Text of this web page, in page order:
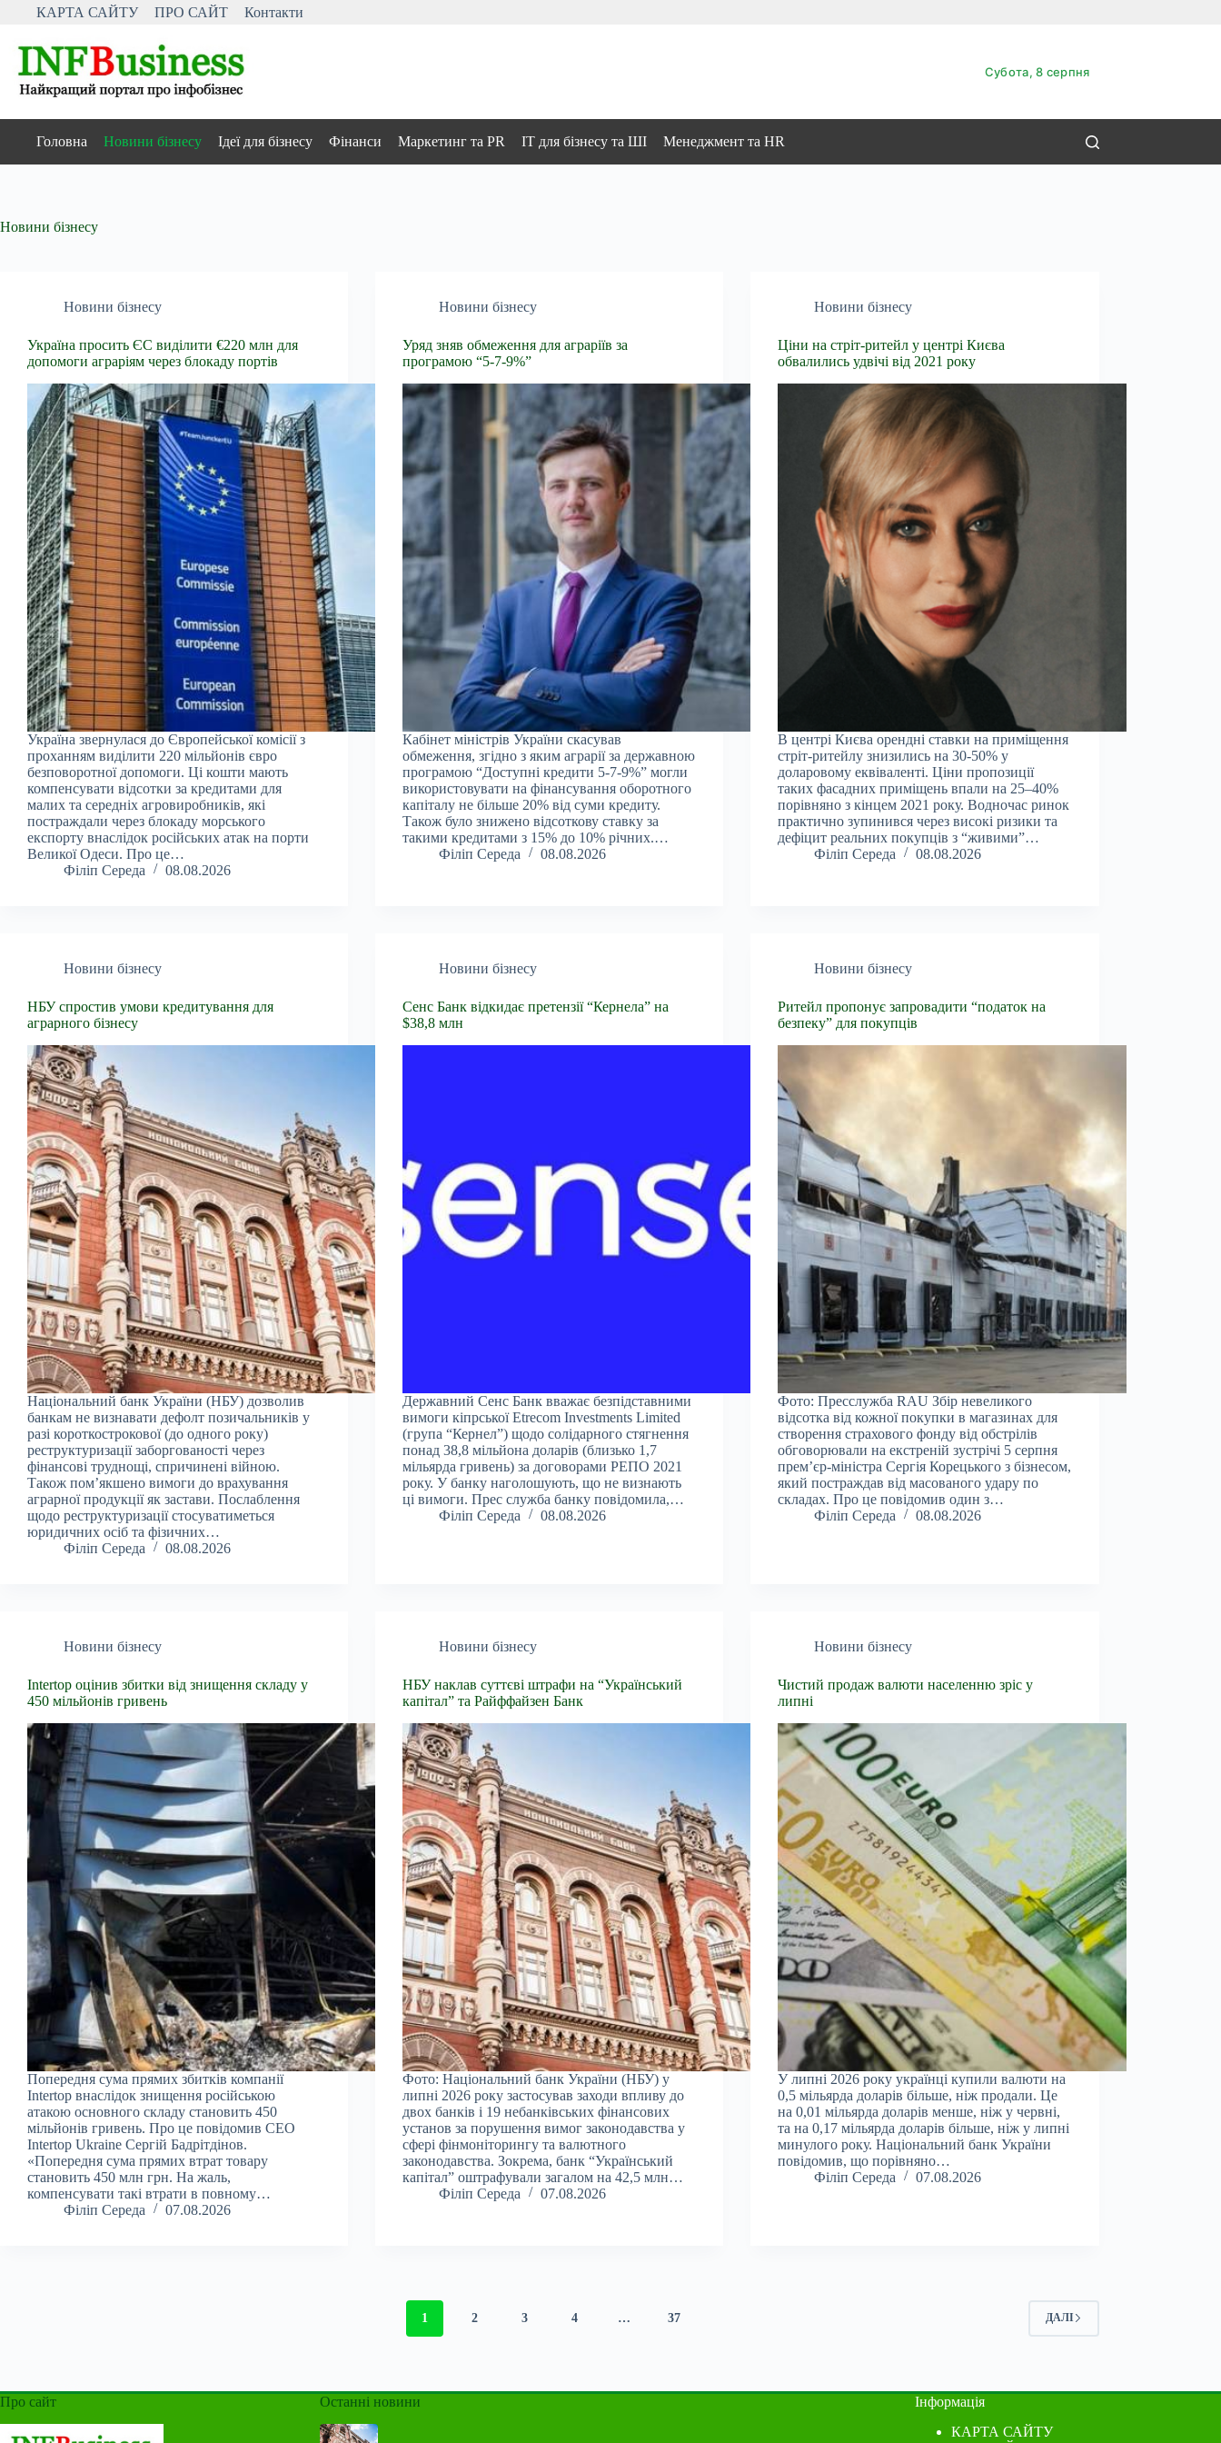
ПерейтиКАРТА САЙТУ ПРО САЙТ Контакти
Субота, 8 серпня
Головна Новини бізнесу Ідеї для бізнесу Фінанси Маркетинг та PR IT для бізнесу та ШІ Менеджмент та HR
Новини бізнесу
Новини бізнесу
Україна просить ЄС виділити €220 млн для
допомоги аграріям через блокаду портів
Україна звернулася до Європейської комісії з
проханням виділити 220 мільйонів євро
безповоротної допомоги. Ці кошти мають
компенсувати відсотки за кредитами для
малих та середніх агровиробників, які
постраждали через блокаду морського
експорту внаслідок російських атак на порти
Великої Одеси. Про це…
Філіп Середа
08.08.2026
Новини бізнесу
Уряд зняв обмеження для аграріїв за
програмою “5-7-9%”
Кабінет міністрів України скасував
обмеження, згідно з яким аграрії за державною
програмою “Доступні кредити 5-7-9%” могли
використовувати на фінансування оборотного
капіталу не більше 20% від суми кредиту.
Також було знижено відсоткову ставку за
такими кредитами з 15% до 10% річних.…
Філіп Середа
08.08.2026
Новини бізнесу
Ціни на стріт-ритейл у центрі Києва
обвалились удвічі від 2021 року
В центрі Києва орендні ставки на приміщення
стріт-ритейлу знизились на 30-50% у
доларовому еквіваленті. Ціни пропозиції
таких фасадних приміщень впали на 25–40%
порівняно з кінцем 2021 року. Водночас ринок
практично зупинився через високі ризики та
дефіцит реальних покупців з “живими”…
Філіп Середа
08.08.2026
Новини бізнесу
НБУ спростив умови кредитування для
аграрного бізнесу
Національний банк України (НБУ) дозволив
банкам не визнавати дефолт позичальників у
разі короткострокової (до одного року)
реструктуризації заборгованості через
фінансові труднощі, спричинені війною.
Також пом’якшено вимоги до врахування
аграрної продукції як застави. Послаблення
щодо реструктуризації стосуватиметься
юридичних осіб та фізичних…
Філіп Середа
08.08.2026
Новини бізнесу
Сенс Банк відкидає претензії “Кернела” на
$38,8 млн
Державний Сенс Банк вважає безпідставними
вимоги кіпрської Etrecom Investments Limited
(група “Кернел”) щодо солідарного стягнення
понад 38,8 мільйона доларів (близько 1,7
мільярда гривень) за договорами РЕПО 2021
року. У банку наголошують, що не визнають
ці вимоги. Прес служба банку повідомила,…
Філіп Середа
08.08.2026
Новини бізнесу
Ритейл пропонує запровадити “податок на
безпеку” для покупців
Фото: Пресслужба RAU Збір невеликого
відсотка від кожної покупки в магазинах для
створення страхового фонду від обстрілів
обговорювали на екстреній зустрічі 5 серпня
прем’єр-міністра Сергія Корецького з бізнесом,
який постраждав від масованого удару по
складах. Про це повідомив один з…
Філіп Середа
08.08.2026
Новини бізнесу
Intertop оцінив збитки від знищення складу у
450 мільйонів гривень
Попередня сума прямих збитків компанії
Intertop внаслідок знищення російською
атакою основного складу становить 450
мільйонів гривень. Про це повідомив CEO
Intertop Ukraine Сергій Бадрітдінов.
«Попередня сума прямих втрат товару
становить 450 млн грн. На жаль,
компенсувати такі втрати в повному…
Філіп Середа
07.08.2026
Новини бізнесу
НБУ наклав суттєві штрафи на “Український
капітал” та Райффайзен Банк
Фото: Національний банк України (НБУ) у
липні 2026 року застосував заходи впливу до
двох банків і 19 небанківських фінансових
установ за порушення вимог законодавства у
сфері фінмоніторингу та валютного
законодавства. Зокрема, банк “Український
капітал” оштрафували загалом на 42,5 млн…
Філіп Середа
07.08.2026
Новини бізнесу
Чистий продаж валюти населенню зріс у
липні
У липні 2026 року українці купили валюти на
0,5 мільярда доларів більше, ніж продали. Це
на 0,01 мільярда доларів менше, ніж у червні,
та на 0,17 мільярда доларів більше, ніж у липні
минулого року. Національний банк України
повідомив, що порівняно…
Філіп Середа
07.08.2026
1 2 3 4 … 37 ДАЛІ
Про сайт Останні новини
Інформація
КАРТА САЙТУ